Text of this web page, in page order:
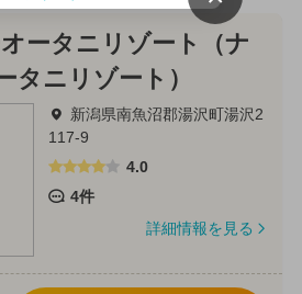
ータニリゾート（ナ
タニリゾート）
新潟県南魚沼郡湯沢町湯沢2
117-9
4.0
4件
詳細情報を見る